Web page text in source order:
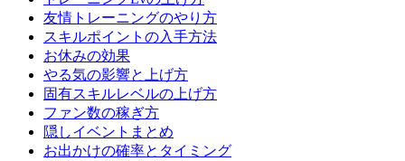
友情トレーニングのやり方
スキルポイントの入手方法
お休みの効果
やる気の影響と上げ方
固有スキルレベルの上げ方
ファン数の稼ぎ方
隠しイベントまとめ
お出かけの確率とタイミング